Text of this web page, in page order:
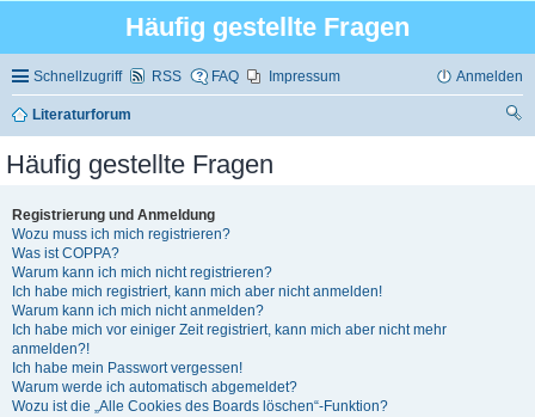
Häufig gestellte Fragen
Schnellzugriff RSS FAQ Impressum Anmelden
Literaturforum
Häufig gestellte Fragen
Registrierung und Anmeldung
Wozu muss ich mich registrieren?
Was ist COPPA?
Warum kann ich mich nicht registrieren?
Ich habe mich registriert, kann mich aber nicht anmelden!
Warum kann ich mich nicht anmelden?
Ich habe mich vor einiger Zeit registriert, kann mich aber nicht mehr
anmelden?!
Ich habe mein Passwort vergessen!
Warum werde ich automatisch abgemeldet?
Wozu ist die „Alle Cookies des Boards löschen“-Funktion?